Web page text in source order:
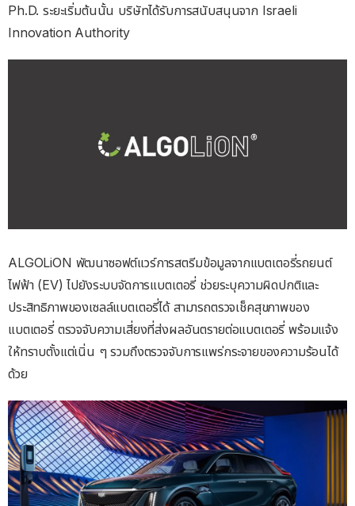
Ph.D. ระยะเริ่มต้นนั้น บริษัทได้รับการสนับสนุนจาก Israeli
Innovation Authority
ALGOLiON พัฒนาซอฟต์แวร์การสตรีมข้อมูลจากแบตเตอรี่รถยนต์
ไฟฟ้า (EV) ไปยังระบบจัดการแบตเตอรี่ ช่วยระบุความผิดปกติและ
ประสิทธิภาพของเซลล์แบตเตอรี่ได้ สามารถตรวจเช็คสุขภาพของ
แบตเตอรี่ ตรวจจับความเสี่ยงที่ส่งผลอันตรายต่อแบตเตอรี่ พร้อมแจ้ง
ให้ทราบตั้งแต่เนิ่น ๆ รวมถึงตรวจจับการแพร่กระจายของความร้อนได้
ด้วย